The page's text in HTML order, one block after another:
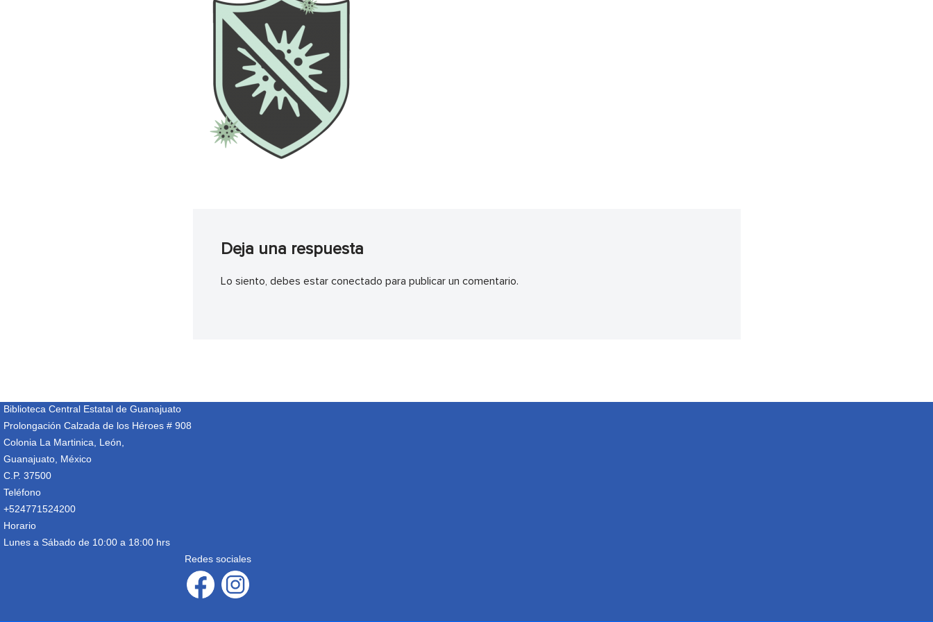
Deja una respuesta
Lo siento, debes estar conectado para publicar un comentario.
Biblioteca Central Estatal de Guanajuato
Prolongación Calzada de los Héroes # 908
Colonia La Martinica, León,
Guanajuato, México
C.P. 37500
Teléfono
+524771524200
Horario
Lunes a Sábado de 10:00 a 18:00 hrs
Redes sociales